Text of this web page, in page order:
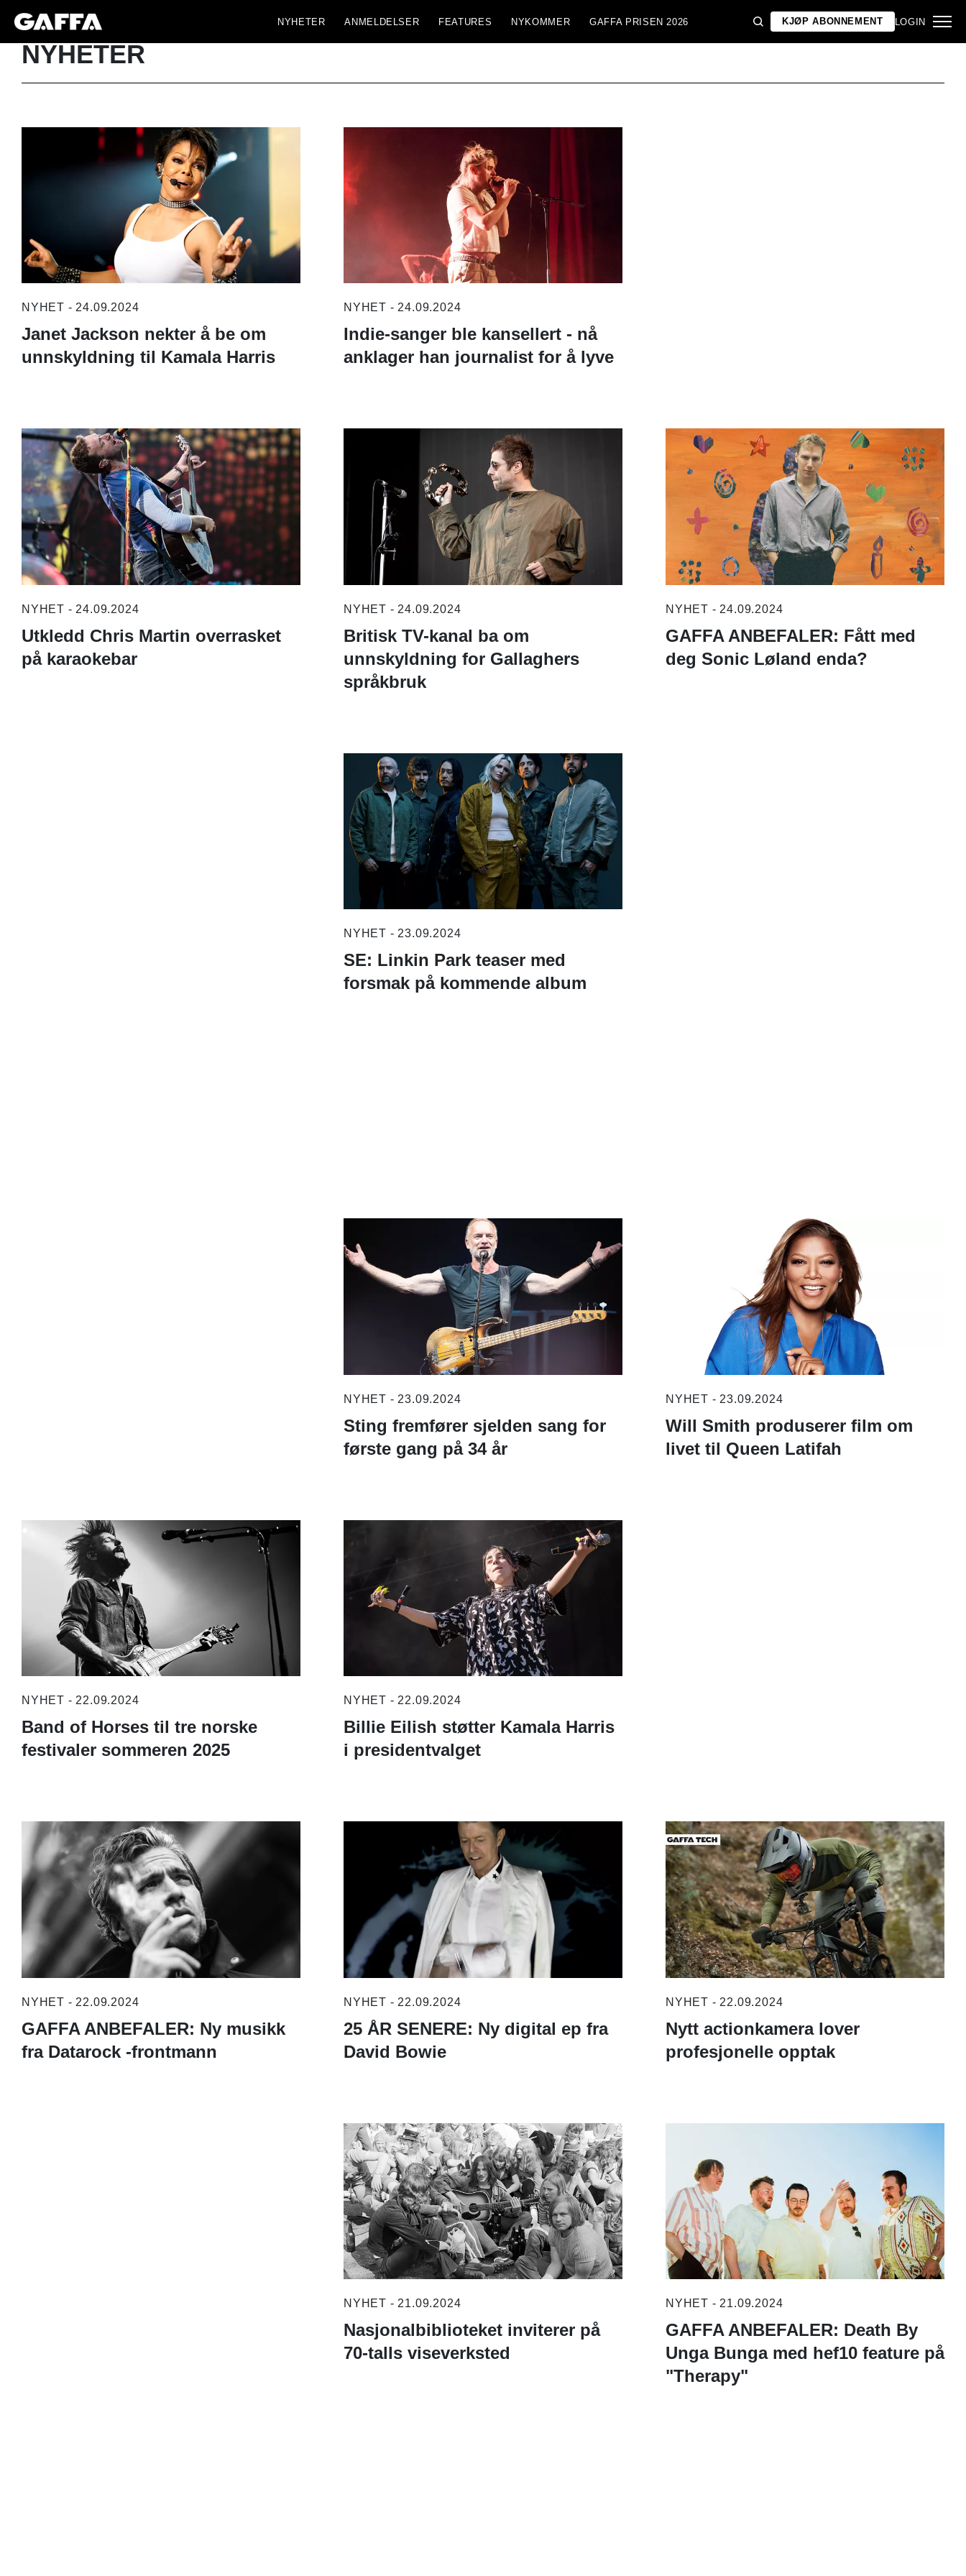
NYHETER ANMELDELSER FEATURES NYKOMMER GAFFA PRISEN 2026 KJØP ABONNEMENT LOGIN
NYHETER
NYHET - 24.09.2024
Janet Jackson nekter å be om
unnskyldning til Kamala Harris
NYHET - 24.09.2024
Indie-sanger ble kansellert - nå
anklager han journalist for å lyve
NYHET - 24.09.2024
Utkledd Chris Martin overrasket
på karaokebar
NYHET - 24.09.2024
Britisk TV-kanal ba om
unnskyldning for Gallaghers
språkbruk
NYHET - 24.09.2024
GAFFA ANBEFALER: Fått med
deg Sonic Løland enda?
NYHET - 23.09.2024
SE: Linkin Park teaser med
forsmak på kommende album
NYHET - 23.09.2024
Sting fremfører sjelden sang for
første gang på 34 år
NYHET - 23.09.2024
Will Smith produserer film om
livet til Queen Latifah
NYHET - 22.09.2024
Band of Horses til tre norske
festivaler sommeren 2025
NYHET - 22.09.2024
Billie Eilish støtter Kamala Harris
i presidentvalget
NYHET - 22.09.2024
GAFFA ANBEFALER: Ny musikk
fra Datarock -frontmann
NYHET - 22.09.2024
25 ÅR SENERE: Ny digital ep fra
David Bowie
NYHET - 22.09.2024
Nytt actionkamera lover
profesjonelle opptak
NYHET - 21.09.2024
Nasjonalbiblioteket inviterer på
70-talls viseverksted
NYHET - 21.09.2024
GAFFA ANBEFALER: Death By
Unga Bunga med hef10 feature på
"Therapy"